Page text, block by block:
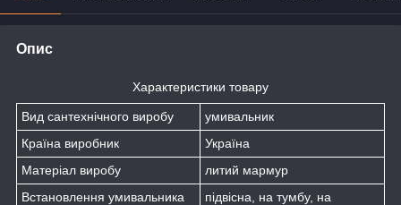
Опис
Характеристики товару
Вид сантехнічного виробу
умивальник
Країна виробник
Україна
Матеріал виробу
литий мармур
Встановлення умивальника
підвісна, на тумбу, на